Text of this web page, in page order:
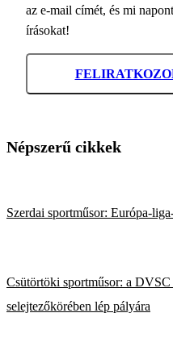
az e-mail címét, és mi
írásokat!
Népszerű cikkek
Szerdai sportműsor: Európa-
Csütörtöki sportműsor: a
selejtezőkörében lép pályára